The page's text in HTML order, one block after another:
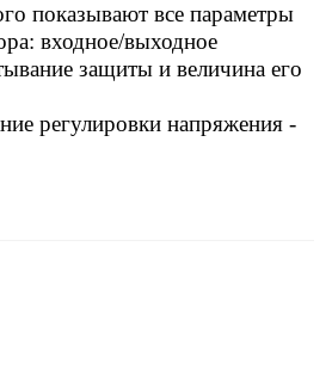
показывают все параметры
входное/выходное
защиты и величина его
регулировки напряжения -